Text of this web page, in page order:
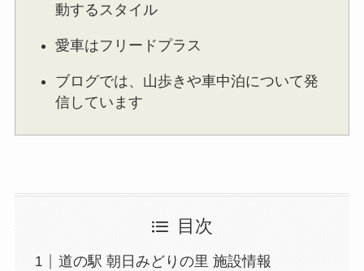
動するスタイル
愛車はフリードプラス
ブログでは、山歩きや車中泊について発
信しています
目次
道の駅 朝日みどりの里 施設情報